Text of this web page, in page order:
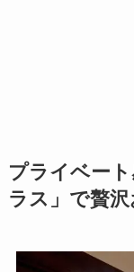
プライベー
ラス」で贅沢